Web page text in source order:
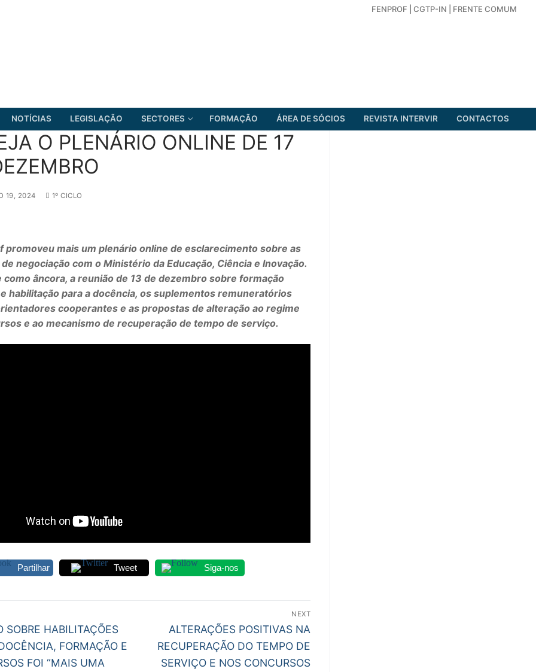
FENPROF CGTP-IN FRENTE COMUM
NOTÍCIAS LEGISLAÇÃO SECTORES FORMAÇÃO ÁREA DE SÓCIOS REVISTA INTERVIR CONTACTOS
CONTRATADOS
O PLENÁRIO ONLINE DE 17
19, 2024 1º CICLO
promoveu mais um plenário online de esclarecimento sobre as
negociação com o Ministério da Educação, Ciência e Inovação.
como âncora, a reunião de 13 de dezembro sobre formação
habilitação para a docência, os suplementos remuneratórios
cooperantes e as propostas de alteração ao regime
e ao mecanismo de recuperação de tempo de serviço.
Partilhar Tweet Siga-nos
SOBRE HABILITAÇÕES
FORMAÇÃO E
FOI “MAIS UMA
NEXT
Next
post:
ALTERAÇÕES POSITIVAS NA
RECUPERAÇÃO DO TEMPO DE
SERVIÇO E NOS CONCURSOS